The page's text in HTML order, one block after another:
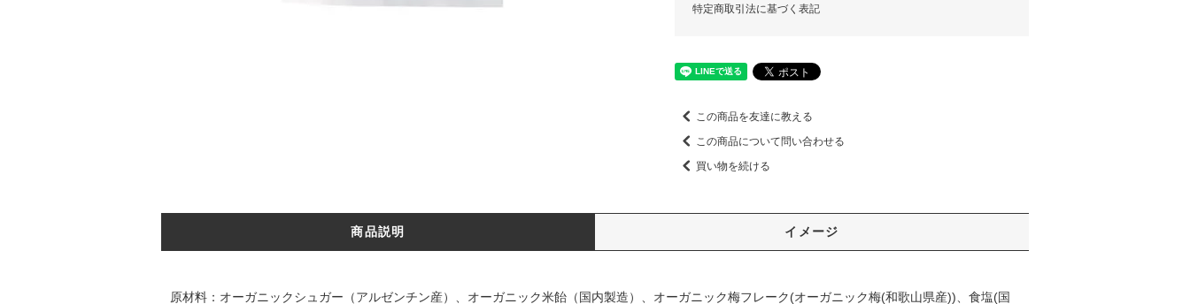
特定商取引法に基づく表記
この商品を友達に教える
この商品について問い合わせる
買い物を続ける
商品説明 イメージ
原材料：オーガニックシュガー（アルゼンチン産）、オーガニック米飴（国内製造）、オーガニック梅フレーク(オーガニック梅(和歌山県産))、食塩(国